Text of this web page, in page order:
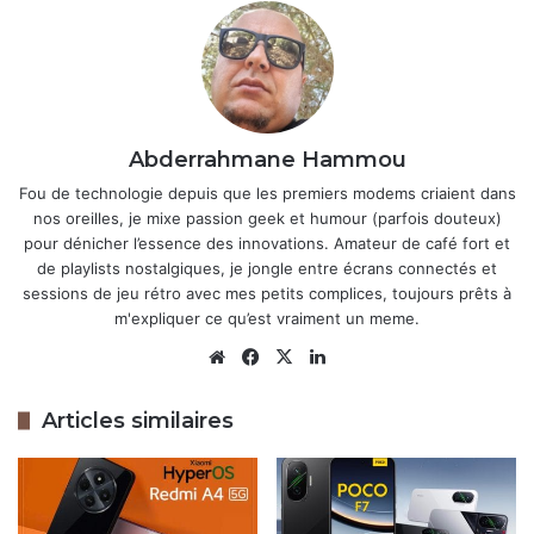
HyperOS 3.1 : Xiaomi corrige enfin les
problèmes de batterie et de galerie
5 mai 2026
Xiaomi prépare le lancement mondial
d’une montre connectée abordable
avec NFC
2 mai 2026
Le déploiement commence par une phase bêta en Chine,
accessible dès maintenant pour des appareils comme
Pad 7 Pro. Les utilisateurs peuvent s’inscrire via la
afin de peaufiner la version finale. La liste des appareils
éligibles est large, couvrant flagships et modèles milieu de
Abderrahmane Hammou
Fou de technologie depuis que les premiers modems criaient dans
nos oreilles, je mixe passion geek et humour (parfois douteux)
pour dénicher l’essence des innovations. Amateur de café fort et
de playlists nostalgiques, je jongle entre écrans connectés et
sessions de jeu rétro avec mes petits complices, toujours prêts à
m'expliquer ce qu’est vraiment un meme.
WebsiteFacebook
X
Articles similaires